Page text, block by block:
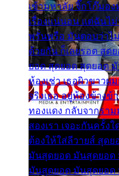
เข้ามหาลัย จิ๊กโก๊มอ
เรื่องแน่นอน แต่ฉันไ
พรั่นพรือ มันตอบว่าไม่
ด้วยกัน ก็เลยรอด สุด
ยอด สุดยอด สุดยอด
ห้องเช่า เธอผิวขาวผ
จริงเธอ อยู่ห้องข้างข้
ทองแดง กลับจากรา
สองเรา เจอะกันครั้ง
ต้องให้ใส่ลีวายส์ สุด
มันสุดยอด มันสุดยอ
มันสุดยอด มันสุดยอด